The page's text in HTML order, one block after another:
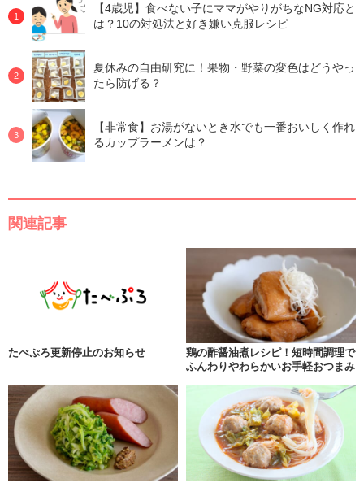
【4歳児】食べない子にママがやりがちなNG対応と
は？10の対処法と好き嫌い克服レシピ
夏休みの自由研究に！果物・野菜の変色はどうやっ
たら防げる？
【非常食】お湯がないとき水でも一番おいしく作れ
るカップラーメンは？
関連記事
たべぷろ更新停止のお知らせ
鶏の酢醤油煮レシピ！短時間調理で
ふんわりやわらかいお手軽おつまみ